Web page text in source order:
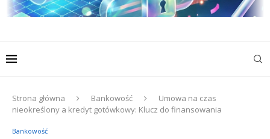
Strona główna Bankowość
Umowa na czas
nieokreślony a kredyt gotówkowy: Klucz do finansowania
Bankowość